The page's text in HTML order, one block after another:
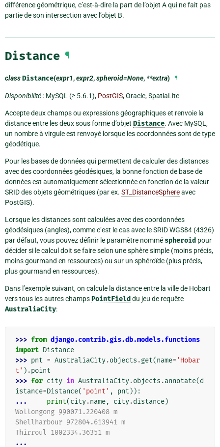
différence géométrique, c’est-à-dire la part de l’objet A qui ne fait pas
partie de son intersection avec l’objet B.
Distance ¶
classDistance(expr1,expr2,spheroid=None,**extra) ¶
Disponibilité : MySQL (≥ 5.6.1), PostGIS, Oracle, SpatiaLite
Accepte deux champs ou expressions géographiques et renvoie la
distance entre les deux sous forme d’objet Distance. Avec MySQL,
un nombre à virgule est renvoyé lorsque les coordonnées sont de type
géodétique.
Pour les bases de données qui permettent de calculer des distances
avec des coordonnées géodésiques, la bonne fonction de base de
données est automatiquement sélectionnée en fonction de la valeur
SRID des objets géométriques (par ex. ST_DistanceSphereavec
PostGIS).
Lorsque les distances sont calculées avec des coordonnées
géodésiques (angles), comme c’est le cas avec le SRID WGS84 (4326)
par défaut, vous pouvez définir le paramètre nommé spheroid pour
décider si le calcul doit se faire selon une sphère simple (moins précis,
moins gourmand en ressources) ou sur un sphéroïde (plus précis,
plus gourmand en ressources).
Dans l’exemple suivant, on calcule la distance entre la ville de Hobart
vers tous les autres champsPointField du jeu de requête
AustraliaCity:
>>> from django.contrib.gis.db.models.functions
import Distance
>>> pnt = AustraliaCity.objects .get(name= 'Hobar
t' ) .point
>>> for city in AustraliaCity.objects .annotate(d
istance=Distance( 'point' , pnt )):
...
print(city.name, city.distance)
Wollongong 990071.220408 m
Shellharbour 972804.613941 m
Thirroul 1002334.36351 m
...